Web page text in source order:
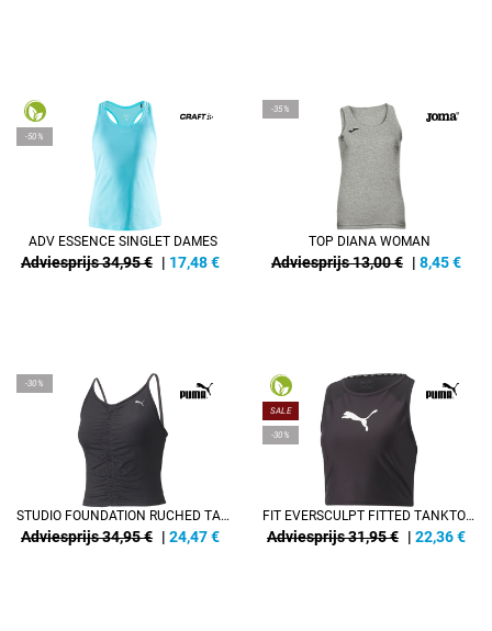
-50%
ADV ESSENCE SINGLET DAMES
Adviesprijs 34,95 € | 17,48€
-35%
TOP DIANA WOMAN
Adviesprijs 13,00 € | 8,45€
-30%
STUDIO FOUNDATION RUCHED TANK
Adviesprijs 34,95 € | 24,47€
SALE
-30%
FIT EVERSCULPT FITTED TANKTOP DAMEN
Adviesprijs 31,95 € | 22,36€